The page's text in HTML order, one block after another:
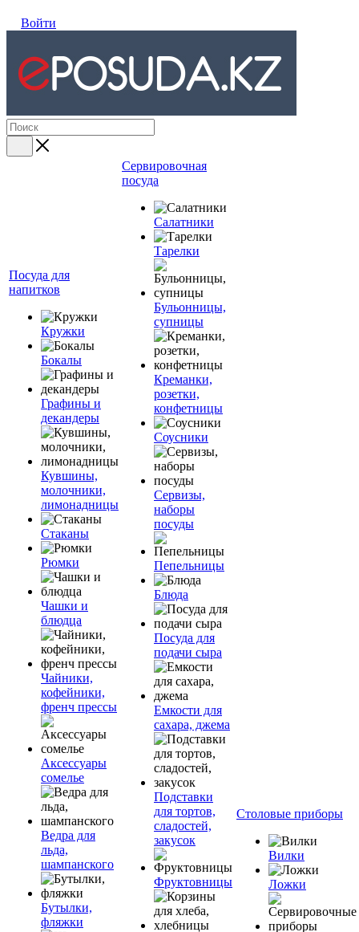
Войти
Посуда для
напитков
Кружки
Бокалы
Графины и
декандеры
Кувшины,
молочники,
лимонадницы
Стаканы
Рюмки
Чашки и
блюдца
Чайники,
кофейники,
френч прессы
Аксессуары
сомелье
Ведра для
льда,
шампанского
Бутылки,
фляжки
Сервировочная
посуда
Салатники
Тарелки
Бульонницы,
супницы
Креманки,
розетки,
конфетницы
Соусники
Сервизы,
наборы
посуды
Пепельницы
Блюда
Посуда для
подачи сыра
Емкости для
сахара, джема
Подставки
для тортов,
сладостей,
закусок
Фруктовницы
Столовые приборы
Вилки
Ложки